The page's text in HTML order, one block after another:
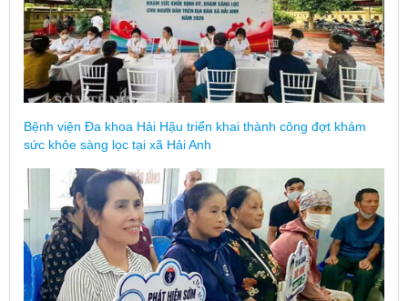
Bệnh viện Đa khoa Hải Hậu triển khai thành công đợt khám
sức khỏe sàng lọc tại xã Hải Anh